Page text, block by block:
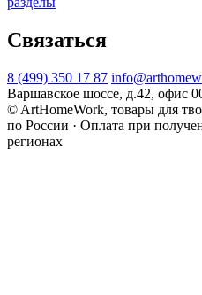
Связаться
8 (499) 350 17 87
Варшавское шоссе, д.42, офис
© ArtHomeWork, товары для
по России · Оплата при
регионах